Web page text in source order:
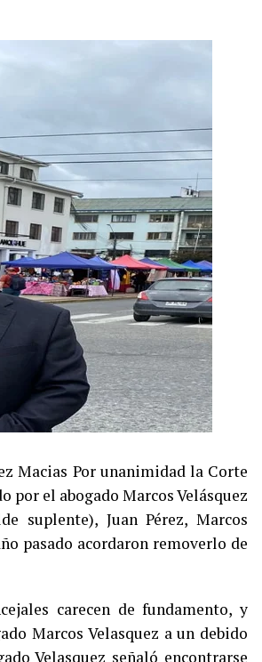
Macias Por unanimidad la Corte
por el abogado Marcos Velásquez
suplente), Juan Pérez, Marcos
pasado acordaron removerlo de
carecen de fundamento, y
Marcos Velasquez a un debido
Velasquez señaló encontrarse